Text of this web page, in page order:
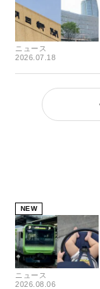
ニュース
2026.07.18
NEW
ニュース
2026.08.06